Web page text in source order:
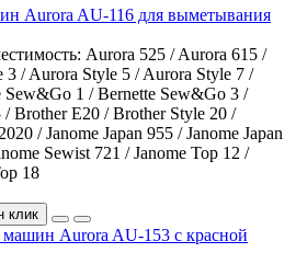
Aurora AU-116 для выметывания
Aurora 525 / Aurora 615 /
/ Aurora Style 5 / Aurora Style 7 /
Sew&Go 1 / Bernette Sew&Go 3 /
Brother E20 / Brother Style 20 /
/ Janome Japan 955 / Janome Japan
Sewist 721 / Janome Top 12 /
18
клик